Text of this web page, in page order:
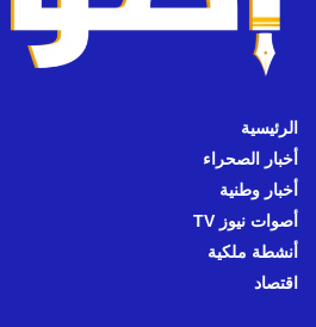
الرئيسية
أخبار الصحراء
أخبار وطنية
أصوات نيوز TV
أنشطة ملكية
اقتصاد